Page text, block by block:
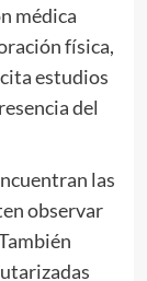
médica
física,
estudios
del
las
observar